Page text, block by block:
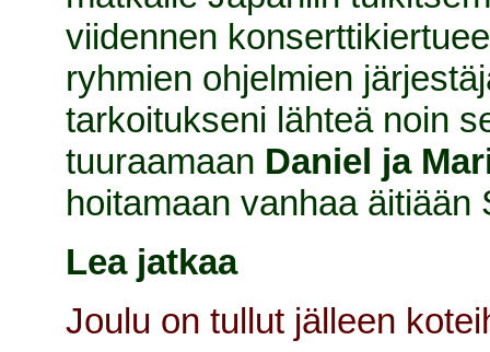
viidennen
ryhmien ohjelmien
tarkoitukseni lähteä noin
tuuraamaan Daniel ja
hoitamaan vanhaa äitiään
Lea jatkaa
Joulu on tullut jälleen